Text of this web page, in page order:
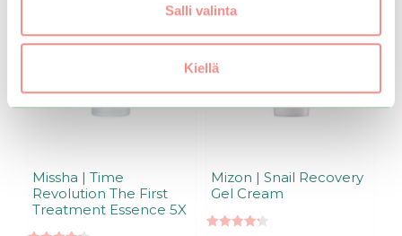
Salli valinta
Kiellä
Missha | Time
Revolution The First
Treatment Essence 5X
Mizon | Snail Recovery
Gel Cream